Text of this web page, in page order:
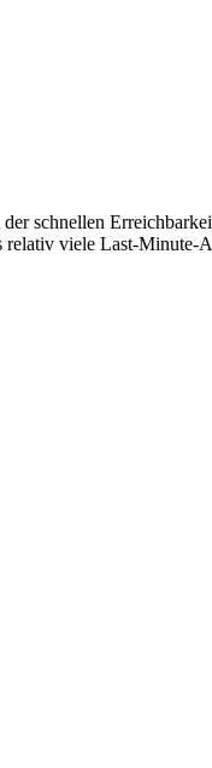
schnellen
relativ viele Last-